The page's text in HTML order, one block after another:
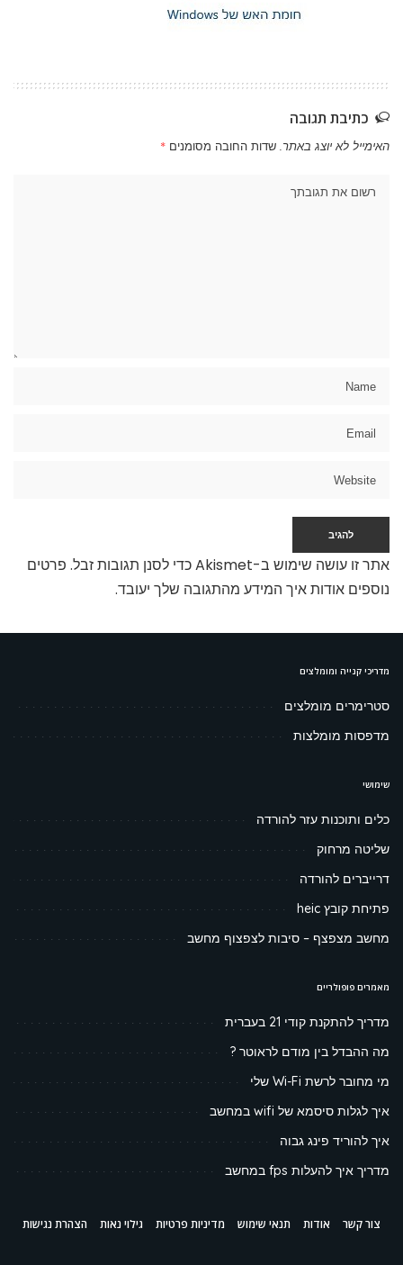
כתיבת תגובה
האימייל לא יוצג באתר. שדות החובה מסומנים *
אתר זו עושה שימוש ב-Akismet כדי לסנן תגובות זבל.
פרטים
נוספים אודות איך המידע מהתגובה שלך יעובד.
מדריכי קנייה ומומלצים
סטרימרים מומלצים
מדפסות מומלצות
שימושי
כלים ותוכנות עזר להורדה
שליטה מרחוק
דרייברים להורדה
פתיחת קובץ heic
מחשב מצפצף – סיבות לצפצוף מחשב
מאמרים פופולריים
מדריך להתקנת קודי 21 בעברית
מה ההבדל בין מודם לראוטר ?
מי מחובר לרשת Wi-Fi שלי
איך לגלות סיסמא של wifi במחשב
איך להוריד פינג גבוה
מדריך איך להעלות fps במחשב
צור קשר אודות תנאי שימוש מדיניות פרטיות גילוי נאות הצהרת נגישות